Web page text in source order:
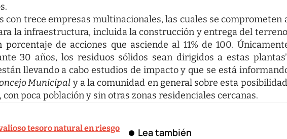
con trece empresas multinacionales, las cuales se comprometen
la infraestructura, incluida la construcción y entrega del
porcentaje de acciones que asciende al 11% de 100.
30 años, los residuos sólidos sean dirigidos a estas
llevando a cabo estudios de impacto y que se está
Municipal y a la comunidad en general sobre esta
poca población y sin otras zonas residenciales cercanas.
tesoro natural en riesgo Lea también